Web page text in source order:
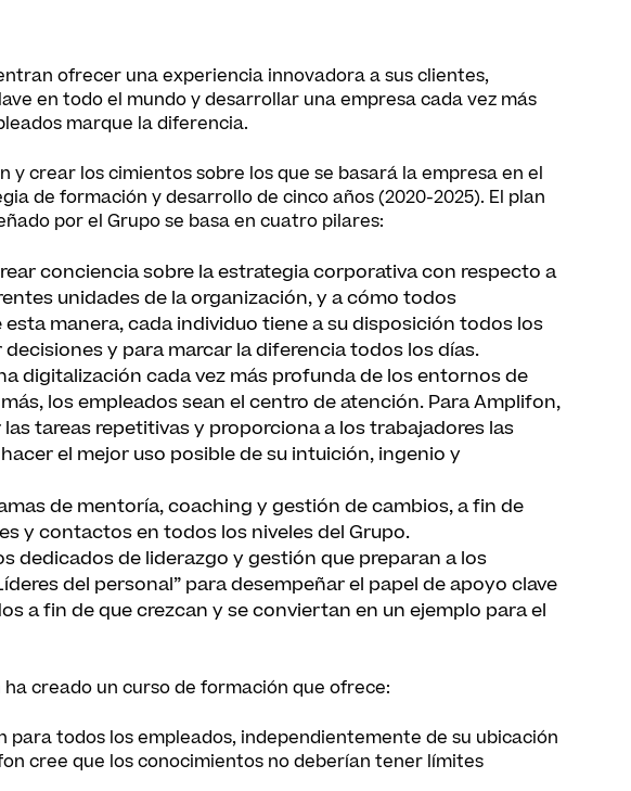
ofrecer una experiencia innovadora a sus clientes,
en todo el mundo y desarrollar una empresa cada vez más
marque la diferencia.
y crear los cimientos sobre los que se basará la empresa en el
de formación y desarrollo de cinco años (2020-2025). El plan
por el Grupo se basa en cuatro pilares:
conciencia sobre la estrategia corporativa con respecto a
unidades de la organización, y a cómo todos
manera, cada individuo tiene a su disposición todos los
y para marcar la diferencia todos los días.
digitalización cada vez más profunda de los entornos de
los empleados sean el centro de atención. Para Amplifon,
tareas repetitivas y proporciona a los trabajadores las
el mejor uso posible de su intuición, ingenio y
de mentoría, coaching y gestión de cambios, a fin de
y contactos en todos los niveles del Grupo.
dedicados de liderazgo y gestión que preparan a los
del personal” para desempeñar el papel de apoyo clave
a fin de que crezcan y se conviertan en un ejemplo para el
creado un curso de formación que ofrece:
para todos los empleados, independientemente de su ubicación
cree que los conocimientos no deberían tener límites